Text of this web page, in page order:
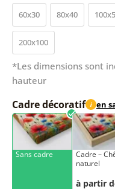
60x30 80x40
200x100
*Les dimensions sont
hauteur
Cadre décoratif i en
Sans cadre
Cadre –
naturel
à partir